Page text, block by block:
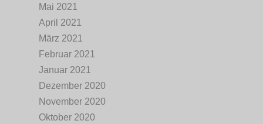
Mai 2021
April 2021
März 2021
Februar 2021
Januar 2021
Dezember 2020
November 2020
Oktober 2020